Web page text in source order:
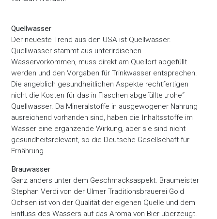
Quellwasser
Der neueste Trend aus den USA ist Quellwasser.
Quellwasser stammt aus unterirdischen
Wasservorkommen, muss direkt am Quellort abgefüllt
werden und den Vorgaben für Trinkwasser entsprechen.
Die angeblich gesundheitlichen Aspekte rechtfertigen
nicht die Kosten für das in Flaschen abgefüllte „rohe“
Quellwasser. Da Mineralstoffe in ausgewogener Nahrung
ausreichend vorhanden sind, haben die Inhaltsstoffe im
Wasser eine ergänzende Wirkung, aber sie sind nicht
gesundheitsrelevant, so die Deutsche Gesellschaft für
Ernährung.
Brauwasser
Ganz anders unter dem Geschmacksaspekt. Braumeister
Stephan Verdi von der Ulmer Traditionsbrauerei Gold
Ochsen ist von der Qualität der eigenen Quelle und dem
Einfluss des Wassers auf das Aroma von Bier überzeugt.